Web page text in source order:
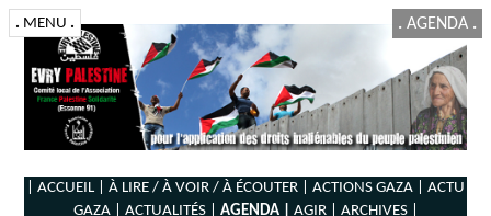
. MENU . . AGENDA .
| ACCUEIL | À LIRE / À VOIR / À ÉCOUTER | ACTIONS GAZA |
ACTU
GAZA |
ACTUALITÉS | AGENDA | AGIR |
ARCHIVES |